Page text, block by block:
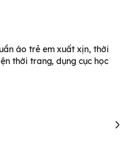
áo trẻ em xuất xịn, thời
thời trang, dụng cục học